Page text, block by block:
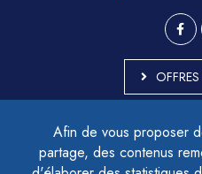
Afin de vous proposer
partage, des contenus
ACCESSIBILITÉ -
PLAN